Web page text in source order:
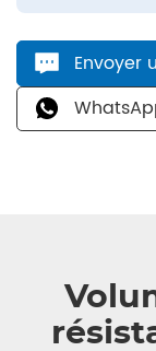
Envoyer